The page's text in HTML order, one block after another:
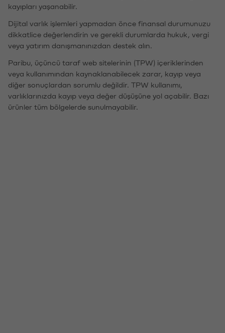
kayıpları yaşanabilir.
Dijital varlık işlemleri yapmadan önce finansal durumunuzu
dikkatlice değerlendirin ve gerekli durumlarda hukuk, vergi
veya yatırım danışmanınızdan destek alın.
Paribu, üçüncü taraf web sitelerinin (TPW) içeriklerinden
veya kullanımından kaynaklanabilecek zarar, kayıp veya
diğer sonuçlardan sorumlu değildir. TPW kullanımı,
varlıklarınızda kayıp veya değer düşüşüne yol açabilir. Bazı
ürünler tüm bölgelerde sunulmayabilir.